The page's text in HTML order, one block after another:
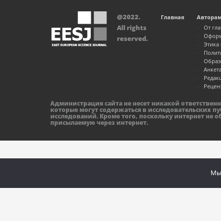
Главная
От
@2022.
All rights
reserved.
Администрация сайта не несет никакой
которые могут содержаться в исследовательских
исследований. Кроме того, поскольку интернет
присылаемую через интернет.
Мы